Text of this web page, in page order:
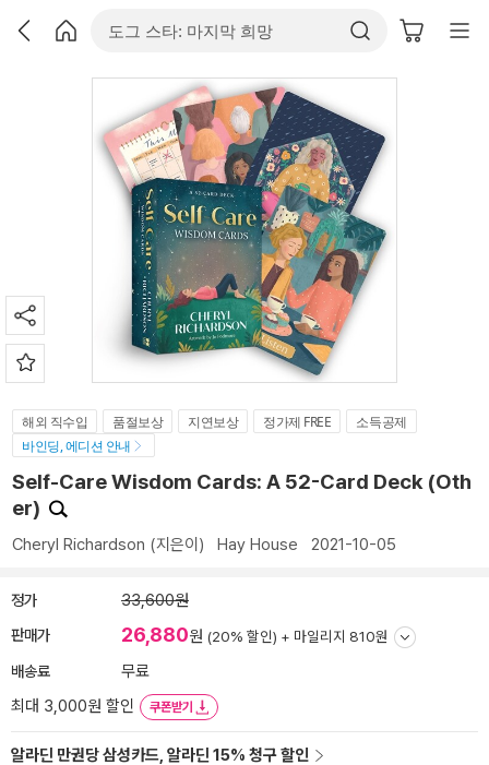
해외 직수입 품절보상 지연보상 정가제 FREE
소득공제
바인딩, 에디션 안내
Self-Care Wisdom Cards: A 52-Card Deck (Oth
er)
Cheryl Richardson (지은이) Hay House 2021-10-05
정가 33,600원
판매가 26,880원 (20% 할인) + 마일리지 810원
배송료
무료
최대 3,000원 할인
쿠폰받기
알라딘 만권당 삼성카드, 알라딘 15% 청구 할인